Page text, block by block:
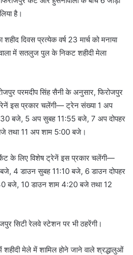
है।
दिवस प्रत्येक वर्ष 23 मार्च को मनाया
में सतलुज पुल के निकट शहीदी मेला
परमदीप सिंह सैनी के अनुसार, फिरोजपुर
इस प्रकार चलेंगी— ट्रेन संख्या 1 अप
बजे, 5 अप सुबह 11:55 बजे, 7 अप दोपहर
तथा 11 अप शाम 5:00 बजे।
कैंट के लिए विशेष ट्रेनें इस प्रकार चलेंगी—
4 डाउन सुबह 11:10 बजे, 6 डाउन दोपहर
बजे, 10 डाउन शाम 4:20 बजे तथा 12
सिटी रेलवे स्टेशन पर भी ठहरेंगी।
मेले में शामिल होने जाने वाले श्रद्धालुओं